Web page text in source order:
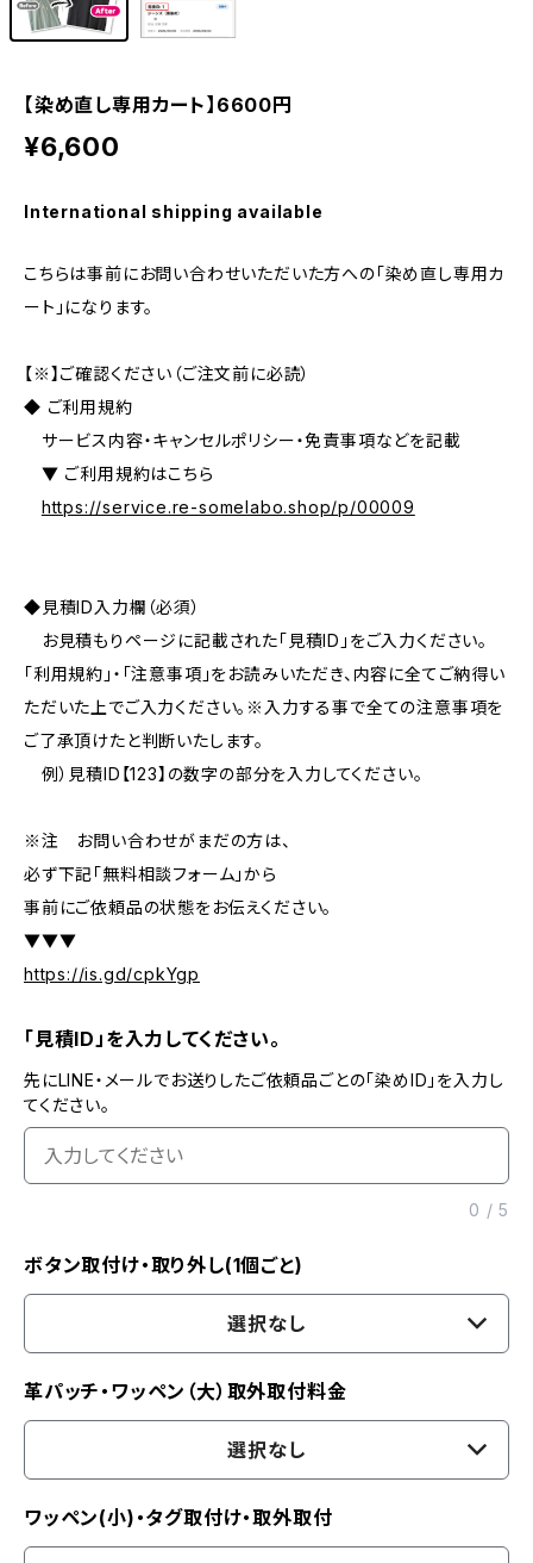
【染め直し専用カート】6600円
¥6,600
International shipping available
こちらは事前にお問い合わせいただいた方への「染め直し専用カ
ート」になります。
【※】ご確認ください（ご注文前に必読）
◆ ご利用規約
サービス内容・キャンセルポリシー・免責事項などを記載
▼ ご利用規約はこちら
https://service.re-somelabo.shop/p/00009
◆見積ID入力欄（必須）
お見積もりページに記載された「見積ID」をご入力ください。
「利用規約」・「注意事項」をお読みいただき、内容に全てご納得い
ただいた上でご入力ください。※入力する事で全ての注意事項を
ご了承頂けたと判断いたします。
例）見積ID【123】の数字の部分を入力してください。
※注 お問い合わせがまだの方は、
必ず下記「無料相談フォーム」から
事前にご依頼品の状態をお伝えください。
▼▼▼
https://is.gd/cpkYgp
「見積ID」を入力してください。
先にLINE・メールでお送りしたご依頼品ごとの「染めID」を入力し
てください。
0 /5
ボタン取付け・取り外し(1個ごと)
選択なし
革パッチ・ワッペン（大）取外取付料金
選択なし
ワッペン(小)・タグ取付け・取外取付